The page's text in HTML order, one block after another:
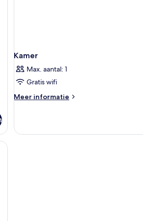
Kamer
Max. aantal: 1
Gratis wifi
Meer informatie
Meer